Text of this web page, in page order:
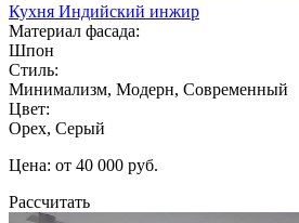
Кухня Индийский инжир
Материал фасада:
Шпон
Стиль:
Минимализм, Модерн, Современный
Цвет:
Орех, Серый
Цена: от 40 000 руб.
Рассчитать